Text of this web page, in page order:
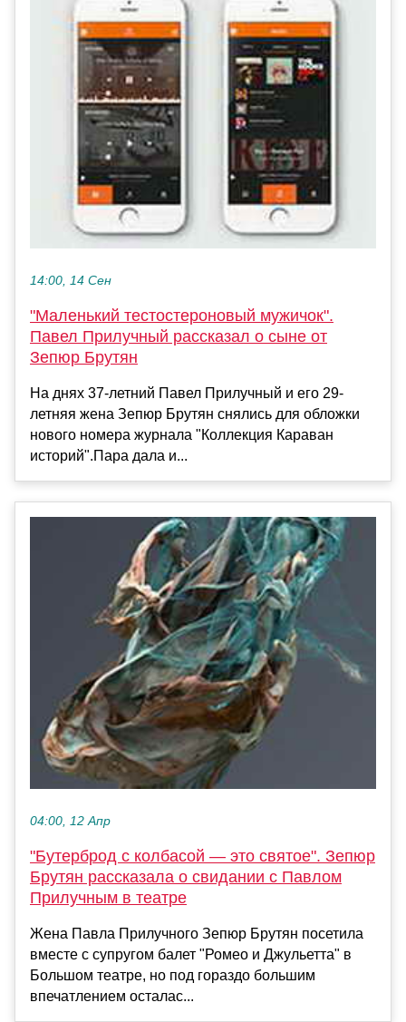
14:00, 14 Сен
"Маленький тестостероновый мужичок".
Павел Прилучный рассказал о сыне от
Зепюр Брутян
На днях 37-летний Павел Прилучный и его 29-
летняя жена Зепюр Брутян снялись для обложки
нового номера журнала "Коллекция Караван
историй".Пара дала и...
04:00, 12 Апр
"Бутерброд с колбасой — это святое". Зепюр
Брутян рассказала о свидании с Павлом
Прилучным в театре
Жена Павла Прилучного Зепюр Брутян посетила
вместе с супругом балет "Ромео и Джульетта" в
Большом театре, но под гораздо большим
впечатлением осталас...